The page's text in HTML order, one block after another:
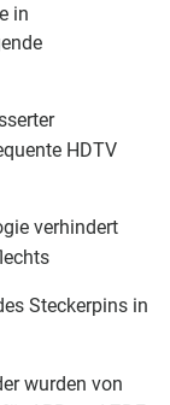
in
HDTV
verhindert
Steckerpins in
wurden von